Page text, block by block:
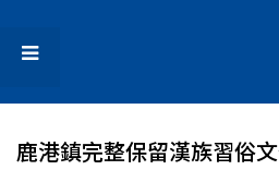
鹿港鎮完整保留漢族習俗